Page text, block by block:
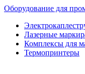
Оборудование для
Лазерные
Комплексы для
Термопринтеры